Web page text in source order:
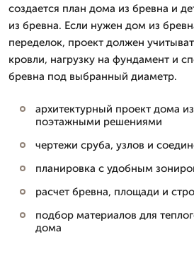
создается план дома из бревна и
из бревна. Если нужен дом из
переделок, проект должен
кровли, нагрузку на фундамент и
бревна под выбранный диаметр.
архитектурный проект дома
поэтажными решениями
чертежи сруба, узлов и
планировка с удобным
расчет бревна, площади и
подбор материалов для
дома